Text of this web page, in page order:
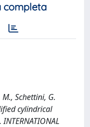
completa
Schettini, G.
cylindrical